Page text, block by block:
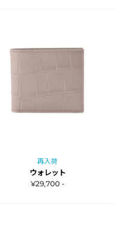
再入荷
ウォレット
¥29,700 -